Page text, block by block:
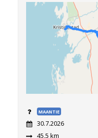
MAANTIE
30.7.2026
45,5 km